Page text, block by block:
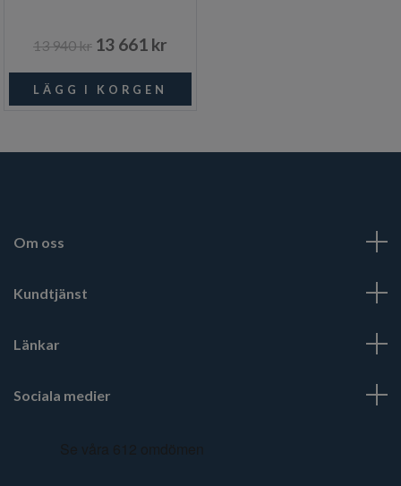
13 940 kr 13 661 kr
Om oss
Kundtjänst
Länkar
Sociala medier